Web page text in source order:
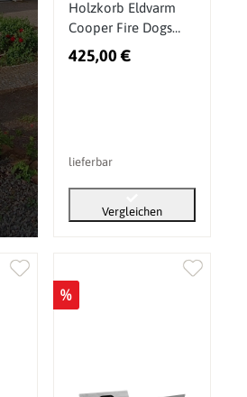
Holzkorb Eldvarm
Cooper Fire Dogs
Large
425,00 €
lieferbar
Vergleichen
%